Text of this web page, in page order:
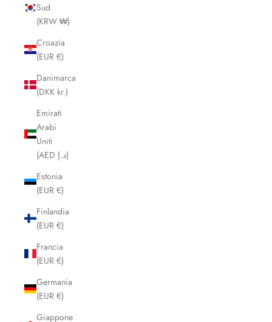
Sud
(KRW ₩)
Croazia
(EUR €)
Danimarca
(DKK kr.)
Emirati
Arabi
Uniti
(AED د.إ)
Estonia
(EUR €)
Finlandia
(EUR €)
Francia
(EUR €)
Germania
(EUR €)
Giappone